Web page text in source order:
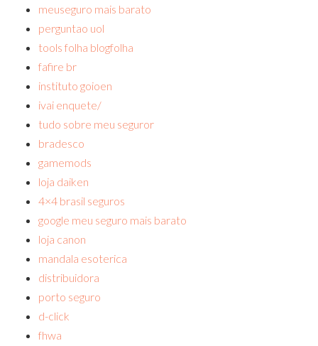
meuseguro mais barato
perguntao uol
tools folha blogfolha
fafire br
instituto goioen
ivai enquete/
tudo sobre meu seguror
bradesco
gamemods
loja daiken
4×4 brasil seguros
google meu seguro mais barato
loja canon
mandala esoterica
distribuidora
porto seguro
d-click
fhwa